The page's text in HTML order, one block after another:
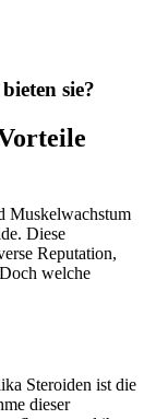
sie?
Muskelwachstum
Diese
Reputation,
welche
Steroiden ist die
dieser